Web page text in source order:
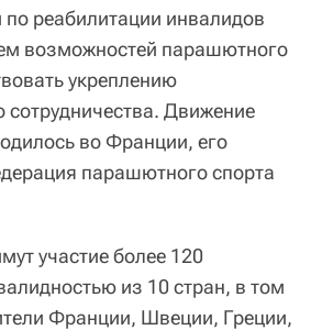
по реабилитации инвалидов
возможностей парашютного
укреплению
сотрудничества. Движение
во Франции, его
парашютного спорта
участие более 120
из 10 стран, в том
Франции, Швеции, Греции,